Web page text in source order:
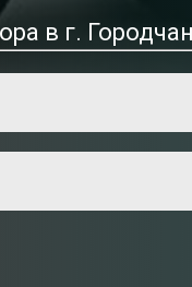
в г.